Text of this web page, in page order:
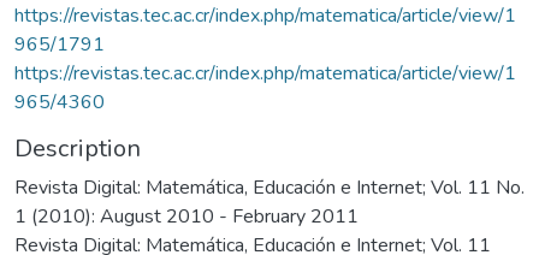
https://revistas.tec.ac.cr/index.php/matematica/article/view/1
965/1791
https://revistas.tec.ac.cr/index.php/matematica/article/view/1
965/4360
Description
Revista Digital: Matemática, Educación e Internet; Vol. 11 No.
1 (2010): August 2010 - February 2011
Revista Digital: Matemática, Educación e Internet; Vol. 11